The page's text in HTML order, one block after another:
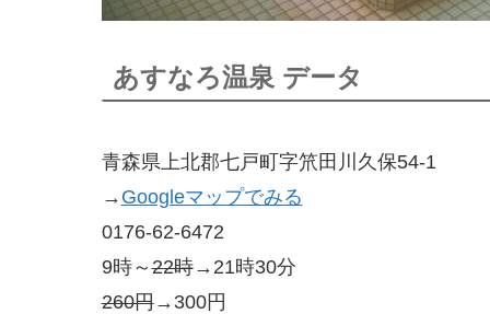
あすなろ温泉 データ
青森県上北郡七戸町字笊田川久保54-1
→ Googleマップでみる
0176-62-6472
9時～22時→21時30分
260円→300円